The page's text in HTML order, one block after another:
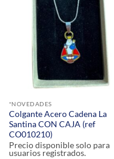
*NOVEDADES
Colgante Acero Cadena La
Santina CON CAJA (ref
CO010210)
Precio disponible solo para
usuarios registrados.